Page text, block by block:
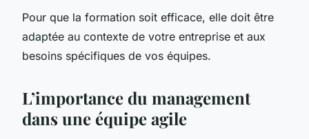
Pour que la formation soit efficace, elle doit être
adaptée au contexte de votre entreprise et aux
besoins spécifiques de vos équipes.
L’importance du management
dans une équipe agile